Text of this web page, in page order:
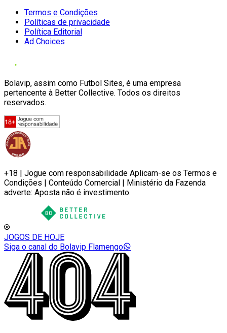
Termos e Condições
Políticas de privacidade
Política Editorial
Ad Choices
Bolavip, assim como Futbol Sites, é uma empresa
pertencente à Better Collective. Todos os direitos
reservados.
+18 | Jogue com responsabilidade Aplicam-se os Termos e
Condições | Conteúdo Comercial | Ministério da Fazenda
adverte: Aposta não é investimento.
JOGOS DE HOJE
Siga o canal do Bolavip Flamengo